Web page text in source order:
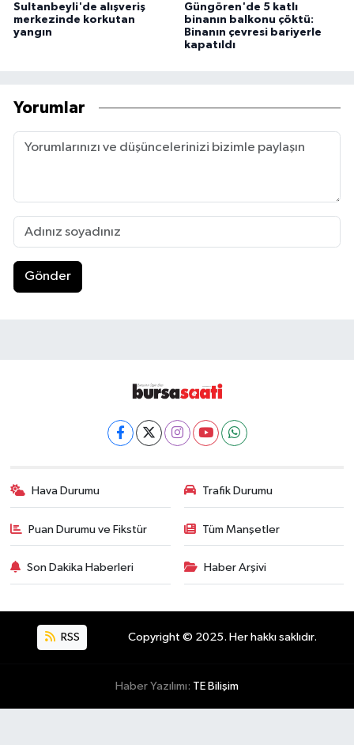
Sultanbeyli'de alışveriş
merkezinde korkutan
yangın
Güngören'de 5 katlı
binanın balkonu çöktü:
Binanın çevresi bariyerle
kapatıldı
Yorumlar
Gönder
Hava Durumu Trafik Durumu
Puan Durumu ve Fikstür Tüm Manşetler
Son Dakika Haberleri Haber Arşivi
RSS Copyright © 2025. Her hakkı saklıdır.
Haber Yazılımı: TE Bilişim